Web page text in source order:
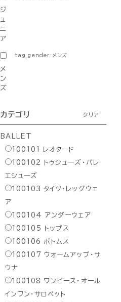
ジ
ュ
ニ
ア
tag_gender:メンズ
メ
ン
ズ
カテゴリ クリア
BALLET
100101
レオタード
100102
トゥシューズ・バレ
エシューズ
100103 タイツ・レッグウェ
ア
100104 アンダーウェア
100105
トップス
100106
ボトムス
100107
ウォームアップ・サ
ウナ
100108
ワンピース・オール
インワン・サロペット